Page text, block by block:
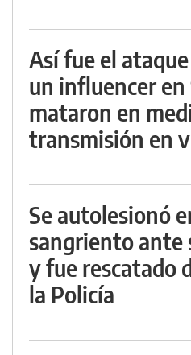
Así fue el
un influencer en
mataron en
transmisión en
Se autolesionó
sangriento ante
y fue rescatado
la Policía